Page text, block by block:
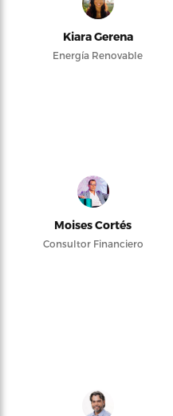
Kiara Gerena
Energía Renovable
Moises Cortés
Consultor Financiero